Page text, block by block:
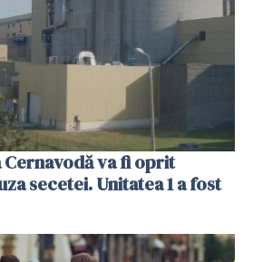
va fi oprit
secetei. Unitatea 1 a fost